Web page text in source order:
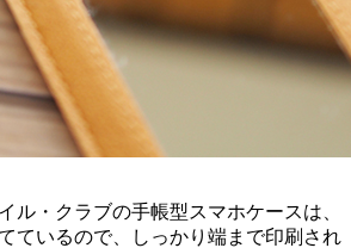
ル・クラブの手帳型スマホケースは、
ているので、しっかり端まで印刷され